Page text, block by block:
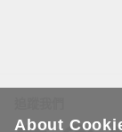
About